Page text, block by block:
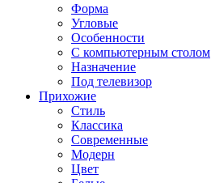
Форма
Угловые
Особенности
С компьютерным столом
Назначение
Под телевизор
Прихожие
Стиль
Классика
Современные
Модерн
Цвет